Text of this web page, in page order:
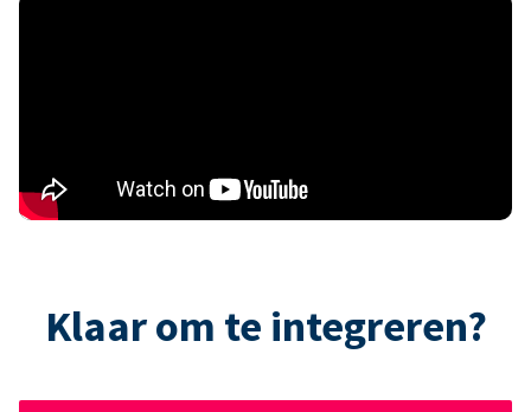
Klaar om te integreren?